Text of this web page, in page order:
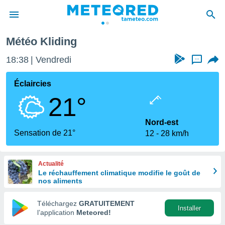
de
en
Météo Kliding
18:38 Vendredi ...
Éclaircies
21°
Sensation de 21°
Nord-est
12
28 km/h
Actualité
Le réchauffement climatique modifie le goût de
nos aliments
Téléchargez GRATUITEMENT
l’application Meteored!
Installer